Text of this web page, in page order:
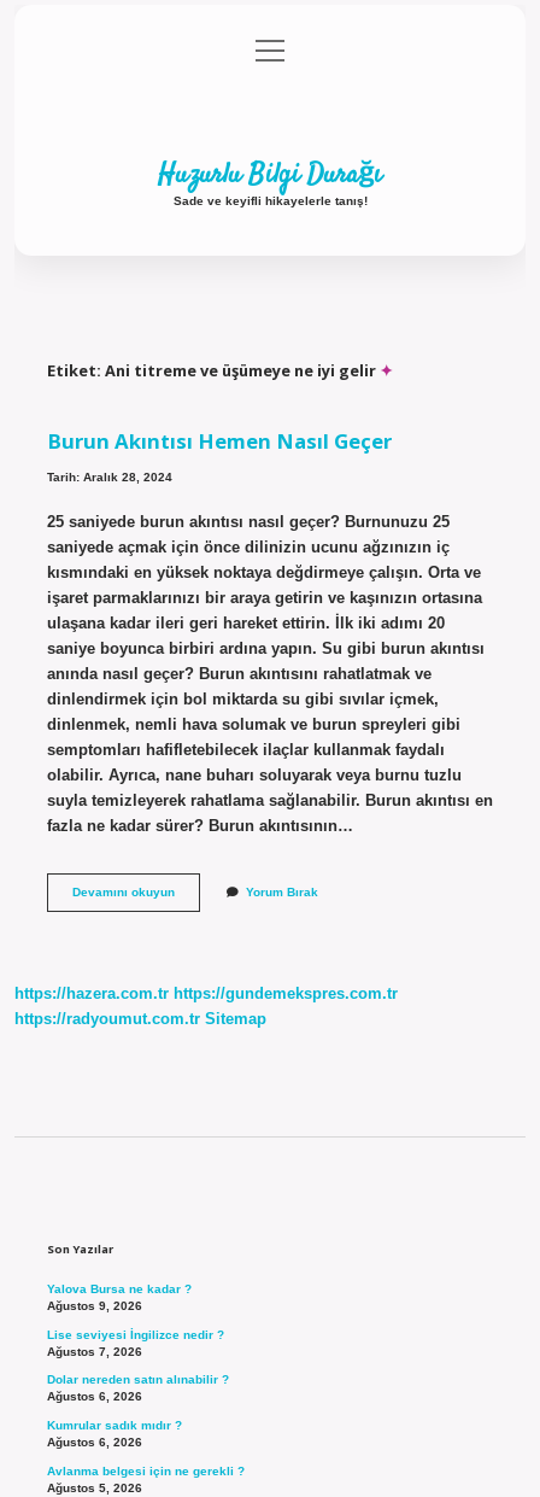
Gizlilik Politikası
menüyü
aç
Huzurlu Bilgi Durağı
Sade ve keyifli hikayelerle tanış!
Etiket: Ani titreme ve üşümeye ne iyi gelir
Burun Akıntısı Hemen Nasıl Geçer
Tarih: Aralık 28, 2024
25 saniyede burun akıntısı nasıl geçer? Burnunuzu 25
saniyede açmak için önce dilinizin ucunu ağzınızın iç
kısmındaki en yüksek noktaya değdirmeye çalışın. Orta ve
işaret parmaklarınızı bir araya getirin ve kaşınızın ortasına
ulaşana kadar ileri geri hareket ettirin. İlk iki adımı 20
saniye boyunca birbiri ardına yapın. Su gibi burun akıntısı
anında nasıl geçer? Burun akıntısını rahatlatmak ve
dinlendirmek için bol miktarda su gibi sıvılar içmek,
dinlenmek, nemli hava solumak ve burun spreyleri gibi
semptomları hafifletebilecek ilaçlar kullanmak faydalı
olabilir. Ayrıca, nane buharı soluyarak veya burnu tuzlu
suyla temizleyerek rahatlama sağlanabilir. Burun akıntısı en
fazla ne kadar sürer? Burun akıntısının…
Devamını okuyunBurun
Yorum Bırak
https://hazera.com.tr https://gundemekspres.com.tr
https://radyoumut.com.tr Sitemap
Son Yazılar
Yalova Bursa ne kadar ?
Ağustos 9, 2026
Lise seviyesi İngilizce nedir ?
Ağustos 7, 2026
Dolar nereden satın alınabilir ?
Ağustos 6, 2026
Kumrular sadık mıdır ?
Ağustos 6, 2026
Avlanma belgesi için ne gerekli ?
Ağustos 5, 2026